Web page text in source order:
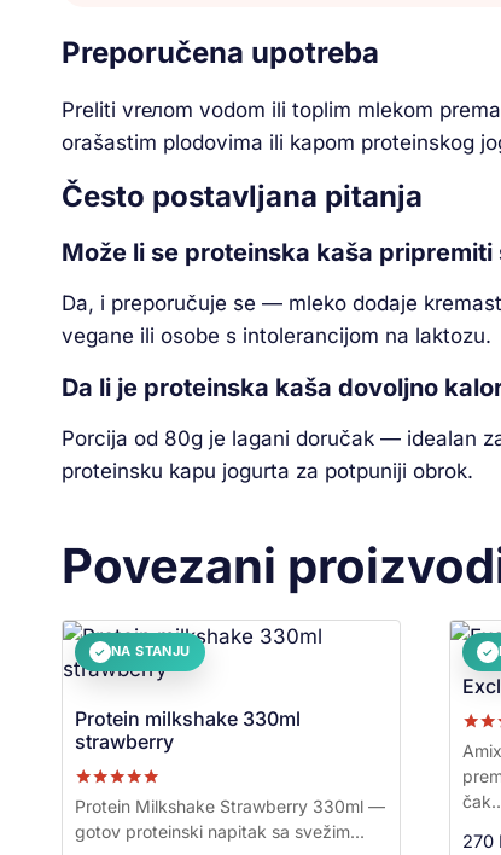
Preporučena upotreba
Preliti vrелom vodom ili toplim mlekom
orašastim plodovima ili kapom proteinskog
Često postavljana pitanja
Može li se proteinska kaša
Da, i preporučuje se — mleko dodaje
vegane ili osobe s intolerancijom na laktozu.
Da li je proteinska kaša dovoljno
Porcija od 80g je lagani doručak — idealan
proteinsku kapu jogurta za potpuniji obrok.
Povezani
✓ NA STANJU
Protein milkshake 330ml
strawberry
Ocenjeno sa
5.00
od 5
Protein Milkshake Strawberry 330ml —
gotov proteinski napitak sa svežim...
✓
5.00
od 5
270